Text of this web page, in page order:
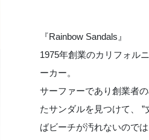
『Rainbow Sandals』
1975年創業のカリフォル
ーカー。
サーファーであり創業者
たサンダルを見つけて、
ばビーチが汚れないので